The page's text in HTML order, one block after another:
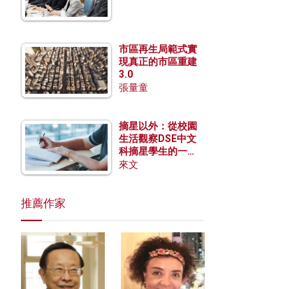
市區再生局範式實
現真正的市區重建
3.0
張量童
摘星以外：從校園
生活觀察DSE中文
科摘星學生的一點
特質
來文
推薦作家